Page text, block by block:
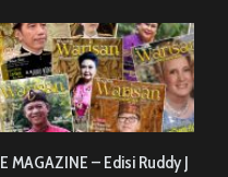
E MAGAZINE – Edisi Ruddy J